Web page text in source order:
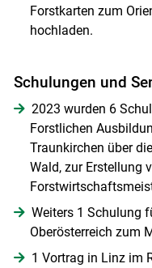
Forstkarten zum
hochladen.
Schulungen und
2023 wurden 6
Forstlichen
Traunkirchen über
Wald, zur Erstellung
Weiters 1 Schulung
Oberösterreich zum
1 Vortrag in Linz im